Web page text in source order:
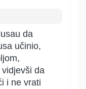
da
učinio,
da
i ne vrati